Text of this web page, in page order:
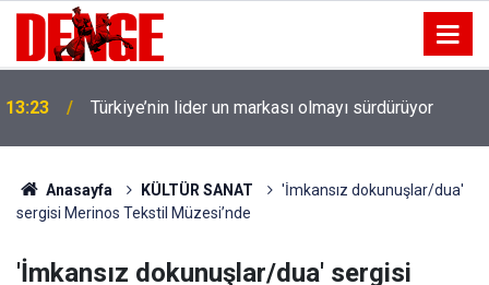
13:23 Türkiye’nin lider un markası olmayı sürdürüyor
Anasayfa KÜLTÜR SANAT
'İmkansız dokunuşlar/dua'
sergisi Merinos Tekstil Müzesi’nde
'İmkansız dokunuşlar/dua' sergisi